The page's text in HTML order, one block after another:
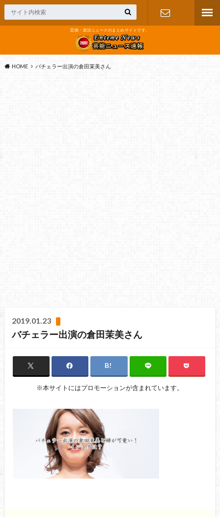
芸能・政治ニュースのまとめサイトです。
HOME バチェラー出演の倉田茉美さん
2019.01.23
バチェラー出演の倉田茉美さん
※本サイトにはプロモーションが含まれています。